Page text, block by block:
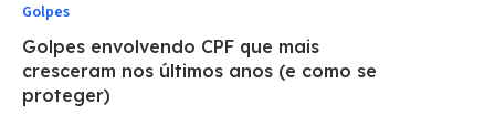
Golpes
Golpes envolvendo CPF que mais
cresceram nos últimos anos (e como se
proteger)